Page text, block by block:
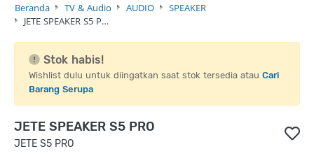
Beranda TV & Audio AUDIO
SPEAKER
JETE SPEAKER S5 P…
Stok habis!
Wishlist dulu untuk diingatkan saat stok tersedia atau Cari
Barang Serupa
JETE SPEAKER S5 PRO
JETE S5 PRO